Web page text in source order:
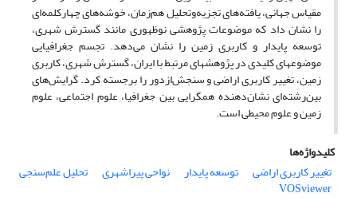
مقیاس جهانی، یافته‌های تجزیه‌وتحلیل هم‌زمان، خوشه‌های چهارکلمه‌ای
را نشان داد که موضوعات پژوهشی نوظهوری مانند گسترش شهری،
توسعه پایدار و کاربری زمین را نشان می‌دهد. تجسم جغرافیایی
موضوع­های کلیدی در پژوهش­های مرتبط با ایران، گسترش شهری، کاربری
زمین، تغییر کاربری اراضی و سنجش‌ازدور را برجسته کرد. گرایش‌های
بین‌رشته‌ای نشان‌دهنده همگرایی بین جغرافیا، علوم اجتماعی، علوم
زمین و علوم محیطی است.
کلیدواژه‌ها
تغییر کاربری اراضی
توسعه پایدار نواحی پیراشهری تحلیل علم‌سنجی
VOSviewer